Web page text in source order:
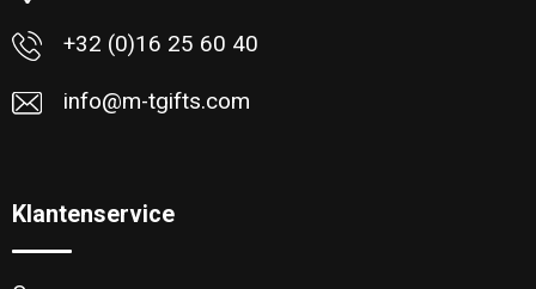
+32 (0)16 25 60 40
info@m-tgifts.com
Klantenservice